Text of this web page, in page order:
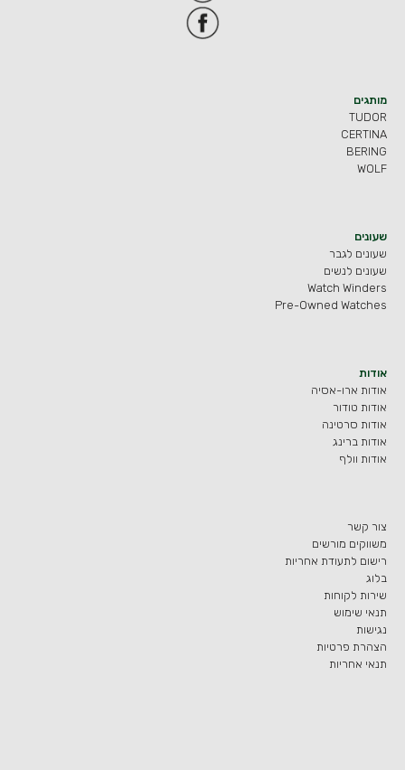
מותגים
TUDOR
CERTINA
BERING
WOLF
שעונים
שעונים לגבר
שעונים לנשים
Watch Winders
Pre-Owned Watches
אודות
אודות ארו-אסיה
אודות טודור
אודות סרטינה
אודות ברינג
אודות וולף
צור קשר
משווקים מורשים
רישום לתעודת אחריות
בלוג
שירות לקוחות
תנאי שימוש
נגישות
הצהרת פרטיות
תנאי אחריות